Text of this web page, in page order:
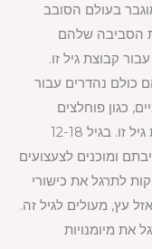
בעולם הסובב
הסביבה שלהם
קבוצת גיל זו.
כולם נהדרים עבור
כגון פוחלצים
המגיבים לצליל או למגע, מתאימים לקבוצת גיל זו. בגיל 12-18
ומוכנים לצעצועים
לתרגל את כישורי
עץ, מעולים לגיל זה.
את מיומנויות